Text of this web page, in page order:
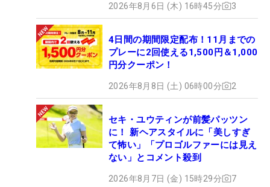
2026年8月6日 (木) 16時45分 3
4日間の期間限定配布！11月までの
プレーに2回使える1,500円＆1,000
円分クーポン！
2026年8月8日 (土) 06時00分 2
セキ・ユウティンが前髪パッツン
に！ 新ヘアスタイルに「美しすぎ
て怖い」「プロゴルファーには見え
ない」とコメント殺到
2026年8月7日 (金) 15時29分 7